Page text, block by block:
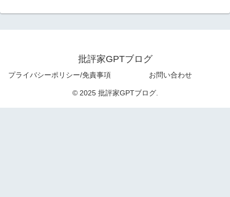
批評家GPTブログ
プライバシーポリシー/免責事項 お問い合わせ
© 2025 批評家GPTブログ.